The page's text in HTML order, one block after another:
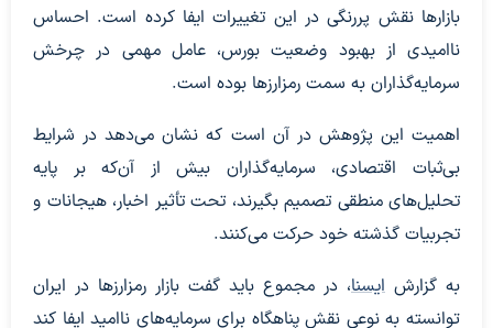
بازارها نقش پررنگی در این تغییرات ایفا کرده است. احساس
ناامیدی از بهبود وضعیت بورس، عامل مهمی در چرخش
سرمایه‌گذاران به سمت رمزارزها بوده است.
اهمیت این پژوهش در آن است که نشان می‌دهد در شرایط
بی‌ثبات اقتصادی، سرمایه‌گذاران بیش از آن‌که بر پایه
تحلیل‌های منطقی تصمیم بگیرند، تحت تأثیر اخبار، هیجانات و
تجربیات گذشته خود حرکت می‌کنند.
به گزارش ایسنا، در مجموع باید گفت بازار رمزارزها در ایران
توانسته به نوعی نقش پناهگاه برای سرمایه‌های ناامید ایفا کند